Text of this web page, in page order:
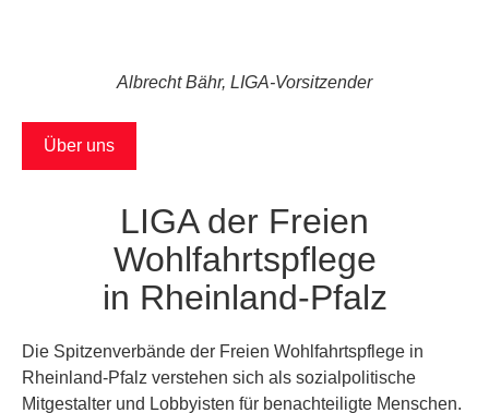
Albrecht Bähr, LIGA-Vorsitzender
Über uns
LIGA der Freien
Wohlfahrtspflege
in Rheinland-Pfalz
Die Spitzenverbände der Freien Wohlfahrtspflege in
Rheinland-Pfalz verstehen sich als sozialpolitische
Mitgestalter und Lobbyisten für benachteiligte Menschen.